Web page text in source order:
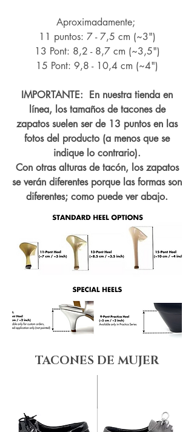
Aproximadamente;
11 puntos: 7 - 7,5 cm (~3")
13 Pont: 8,2 - 8,7 cm (~3,5")
15 Pont: 9,8 - 10,4 cm (~4")
IMPORTANTE: En nuestra tienda en
línea, los tamaños de tacones de
zapatos suelen ser de 13 puntos en las
fotos del producto (a menos que se
indique lo contrario).
Con otras alturas de tacón, los zapatos
se verán diferentes porque las formas son
diferentes; como puede ver abajo.
TACONES DE MUJER